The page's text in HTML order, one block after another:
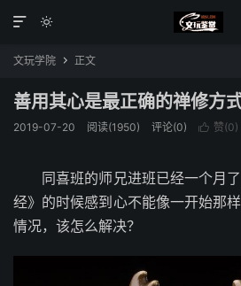


文玩学院  正文
善用其心是最正确的禅修方
2019-07-20 阅读(1950) 评论(0)  赞(0)
同喜班的师兄进班已经一个月了
经》的时候感到心不能像一开始那
情况，该怎么解决？